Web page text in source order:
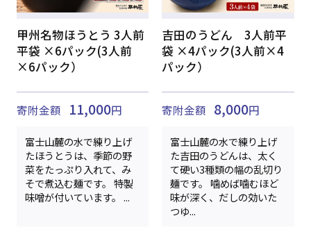
甲州名物ほうとう 3人前
平袋 ×6パック(3人前
×6パック）
寄附金額 11,000円
富士山麓の水で練り上げ
たほうとうは、季節の野
菜をたっぷり入れて、み
そで煮込む麺です。 特製
味噌が付いています。 ...
吉田のうどん 3人前平
袋 ×4パック(3人前×4
パック）
寄附金額 8,000円
富士山麓の水で練り上げ
た吉田のうどんは、太く
て硬い3種類の幅の乱切り
麺です。 噛めば噛むほど
味が深く、だしの効いた
つゆ...